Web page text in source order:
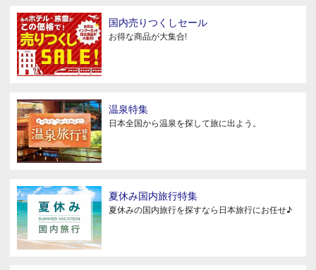
国内売りつくしセール
お得な商品が大集合!
温泉特集
日本全国から温泉を探して旅に出よう。
夏休み国内旅行特集
夏休みの国内旅行を探すなら日本旅行にお任せ♪